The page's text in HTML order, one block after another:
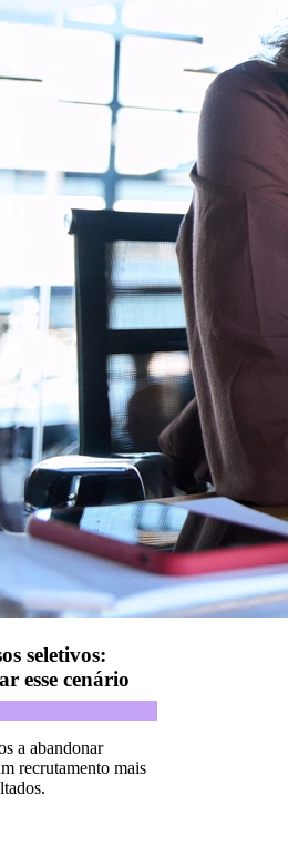
seletivos:
esse cenário
a abandonar
recrutamento mais